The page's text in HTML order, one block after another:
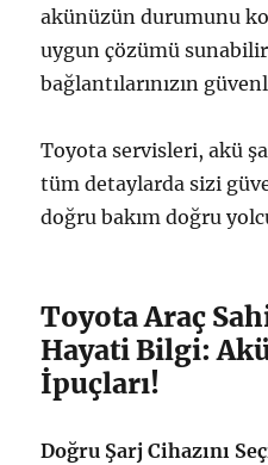
akünüzün durumunu
uygun çözümü
bağlantılarınızın
Toyota servisleri, akü
tüm detaylarda sizi
doğru bakım doğru
Toyota Araç
Hayati Bilgi:
İpuçları!
Doğru Şarj Cihazını